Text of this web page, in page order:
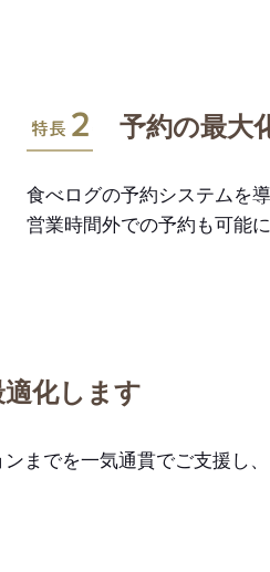
特長2
予約の最大
食べログの予約システムを
営業時間外での予約も可能
化します
までを一気通貫でご支援し、